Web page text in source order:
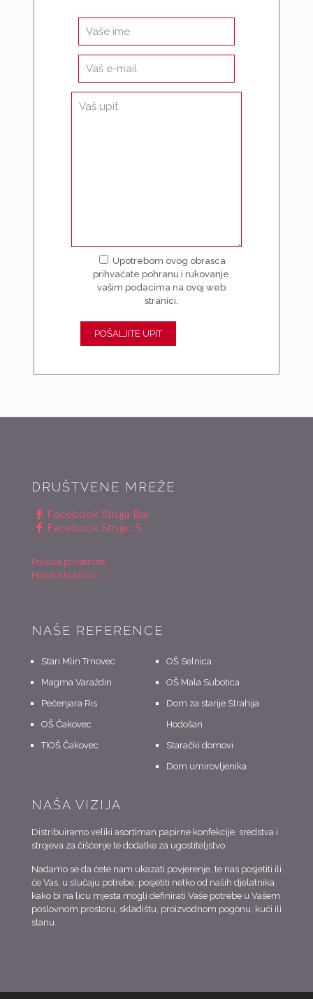
Upotrebom ovog obrasca
prihvaćate pohranu i rukovanje
vašim podacima na ovoj web
stranici.
DRUŠTVENE MREŽE
Facebook Struja Bar
Facebook Strujic S
Politika privatnosti
Politika kolačića
NAŠE REFERENCE
Stari Mlin Trnovec
Magma Varaždin
Pečenjara Ris
OŠ Čakovec
TIOŠ Čakovec
OŠ Selnica
OŠ Mala Subotica
Dom za starije Strahija
Hodošan
Starački domovi
Dom umirovljenika
NAŠA VIZIJA
Distribuiramo veliki asortiman papirne konfekcije, sredstva i
strojeva za čišćenje te dodatke za ugostiteljstvo.
Nadamo se da ćete nam ukazati povjerenje, te nas posjetiti ili
će Vas, u slučaju potrebe, posjetiti netko od naših djelatnika
kako bi na licu mjesta mogli definirati Vaše potrebe u Vašem
poslovnom prostoru, skladištu, proizvodnom pogonu, kući ili
stanu.